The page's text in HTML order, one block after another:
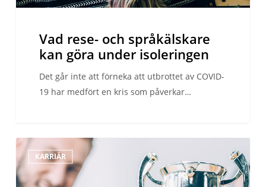
Vad rese- och språkälskare
kan göra under isoleringen
Det går inte att förneka att utbrottet av COVID-
19 har medfört en kris som påverkar…
Fem
sätt
att
KARRIÄR